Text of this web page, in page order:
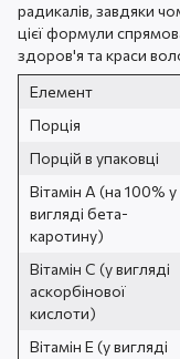
радикалів, завдяки
цієї формули
здоров'я та краси
Елемент
Порція
Порцій в упаковці
Вітамін A (на 100% у
вигляді бета-
каротину)
Вітамін С (у вигляді
аскорбінової
кислоти)
Вітамін E (у вигляді